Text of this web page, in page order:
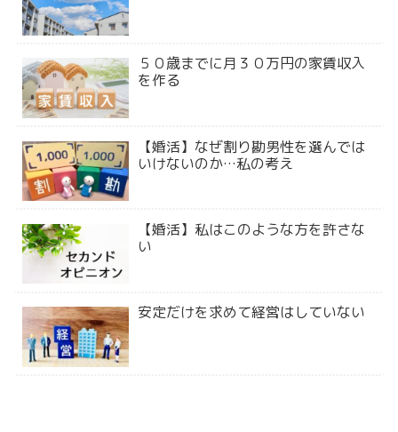
５０歳までに月３０万円の家賃収入
を作る
【婚活】なぜ割り勘男性を選んでは
いけないのか…私の考え
【婚活】私はこのような方を許さな
い
安定だけを求めて経営はしていない